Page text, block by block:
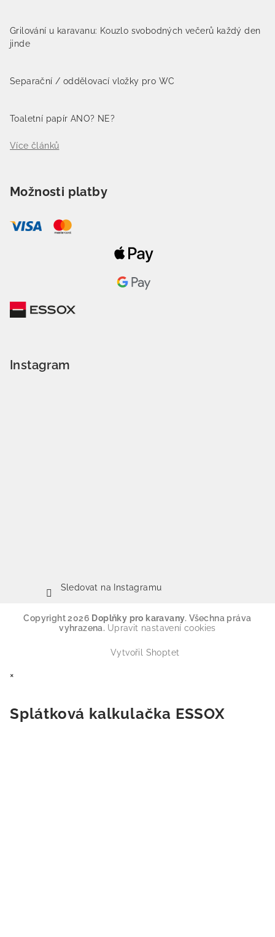
Grilování u karavanu: Kouzlo svobodných večerů každý den
jinde
Separační / oddělovací vložky pro WC
Toaletní papír ANO? NE?
Více článků
Možnosti platby
Instagram
Sledovat na Instagramu
Copyright 2026 Doplňky pro karavany. Všechna práva
vyhrazena. Upravit nastavení cookies
Vytvořil Shoptet
×
Splátková kalkulačka ESSOX